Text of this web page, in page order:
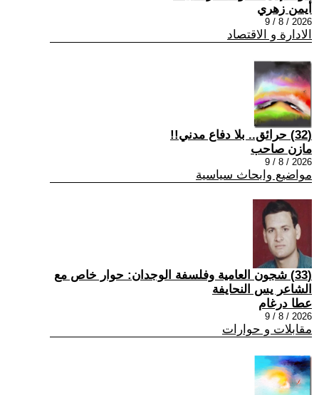
أيمن زهري
2026 / 8 / 9
الادارة و الاقتصاد
(32) حرائق.. بلا دفاع مدني!!
مازن صاحب
2026 / 8 / 9
مواضيع وابحاث سياسية
(33) شجون العامية وفلسفة الوجدان: حوار خاص مع
الشاعر يس النحايفة
عطا درغام
2026 / 8 / 9
مقابلات و حوارات